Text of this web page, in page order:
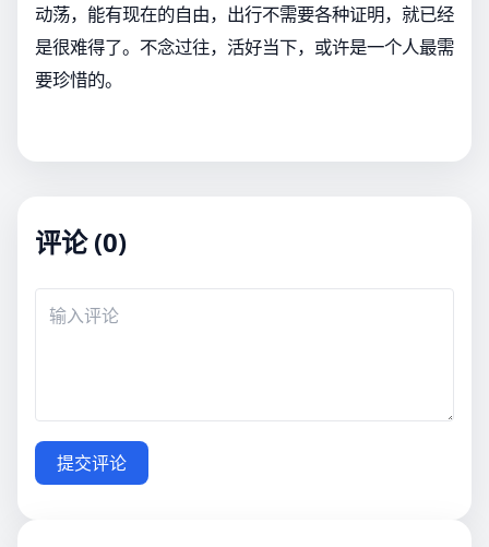
动荡，能有现在的自由，出行不需要各种证明，就已经
是很难得了。不念过往，活好当下，或许是一个人最需
要珍惜的。
评论 (0)
提交评论